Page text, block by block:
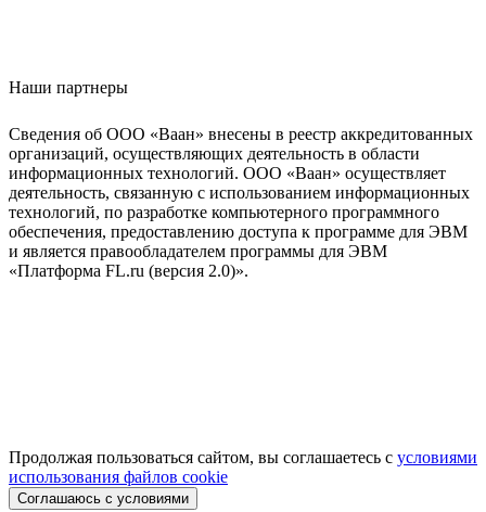
Наши партнеры
Сведения об ООО «Ваан» внесены в реестр аккредитованных
организаций, осуществляющих деятельность в области
информационных технологий. ООО «Ваан» осуществляет
деятельность, связанную с использованием информационных
технологий, по разработке компьютерного программного
обеспечения, предоставлению доступа к программе для ЭВМ
и является правообладателем программы для ЭВМ
«Платформа FL.ru (версия 2.0)».
Продолжая пользоваться сайтом, вы соглашаетесь с условиями
использования файлов cookie
Соглашаюсь с условиями